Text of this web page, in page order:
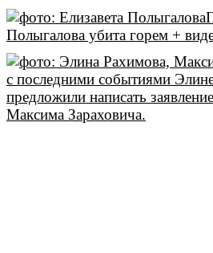
Полыгалова убита горем +
с последними событиями
предложили написать
Максима Зараховича.